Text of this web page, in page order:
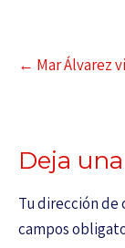
← Mar Álvarez
Deja
Tu dirección de
campos